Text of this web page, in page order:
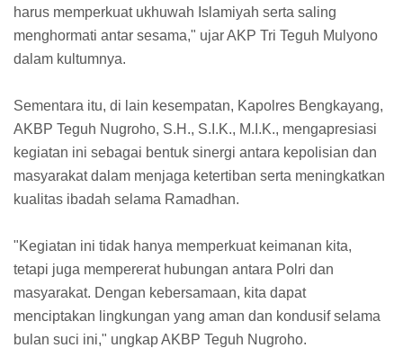
harus memperkuat ukhuwah Islamiyah serta saling
menghormati antar sesama," ujar AKP Tri Teguh Mulyono
dalam kultumnya.
Sementara itu, di lain kesempatan, Kapolres Bengkayang,
AKBP Teguh Nugroho, S.H., S.I.K., M.I.K., mengapresiasi
kegiatan ini sebagai bentuk sinergi antara kepolisian dan
masyarakat dalam menjaga ketertiban serta meningkatkan
kualitas ibadah selama Ramadhan.
"Kegiatan ini tidak hanya memperkuat keimanan kita,
tetapi juga mempererat hubungan antara Polri dan
masyarakat. Dengan kebersamaan, kita dapat
menciptakan lingkungan yang aman dan kondusif selama
bulan suci ini," ungkap AKBP Teguh Nugroho.